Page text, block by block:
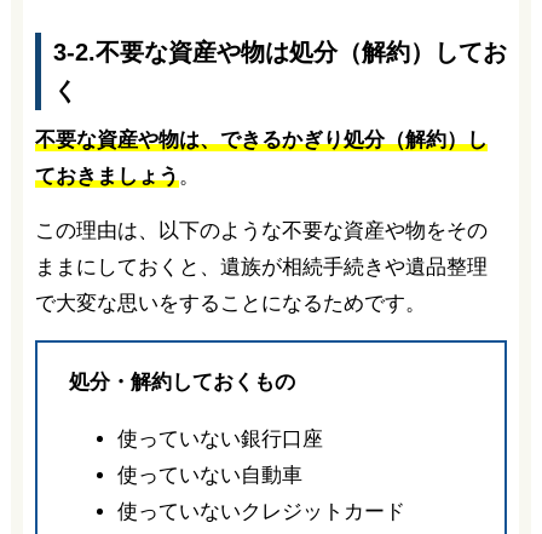
3-2.不要な資産や物は処分（解約）してお
く
不要な資産や物は、できるかぎり処分（解約）し
ておきましょう。
この理由は、以下のような不要な資産や物をその
ままにしておくと、遺族が相続手続きや遺品整理
で大変な思いをすることになるためです。
処分・解約しておくもの
使っていない銀行口座
使っていない自動車
使っていないクレジットカード